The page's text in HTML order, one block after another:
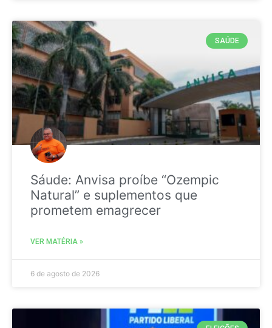
SAÚDE
Sáude: Anvisa proíbe “Ozempic
Natural” e suplementos que
prometem emagrecer
VER MATÉRIA »
6 de agosto de 2026